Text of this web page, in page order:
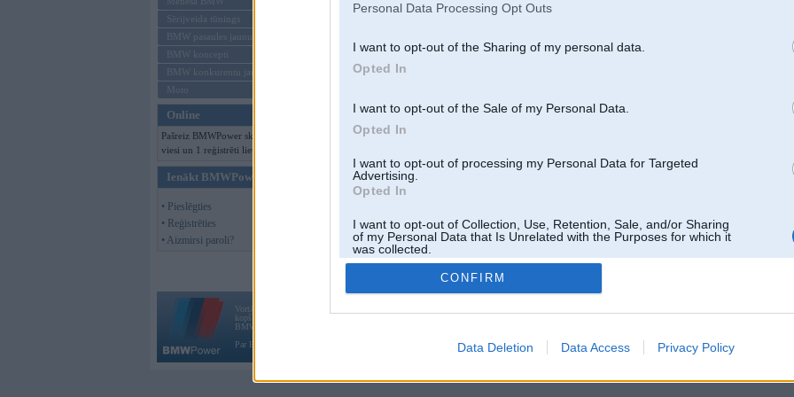
Personal Data Processing Opt Outs
I want to opt-out of the Sharing of my personal data.
Opted In
I want to opt-out of the Sale of my Personal Data.
Opted In
I want to opt-out of processing my Personal Data for Targeted
Advertising.
Opted In
I want to opt-out of Collection, Use, Retention, Sale, and/or Sharing
of my Personal Data that Is Unrelated with the Purposes for which it
was collected.
Opted Out
CONFIRM
Data Deletion Data Access Privacy Policy
Sērijveida tūnings
BMW pasaules jaunumi
BMW koncepti
BMW konkurentu jaunumi
Moto
Online
Pašreiz BMWPower skatās 115
viesi un 1 reģistrēti lietotāji.
Ienākt BMWPower
• Pieslēgties
• Reģistrēties
• Aizmirsi paroli?
Vortāls BMWPower.lv darbojas
kopš 2002. gada 14. maija. Tas nav auto klubs un nav saistīts ar
BMW AG.
Par BMWPower